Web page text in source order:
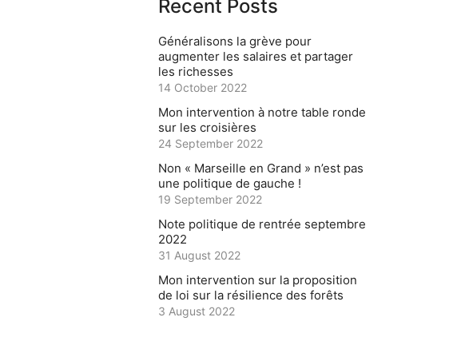
Recent Posts
Généralisons la grève pour
augmenter les salaires et partager
les richesses
14 October 2022
Mon intervention à notre table ronde
sur les croisières
24 September 2022
Non « Marseille en Grand » n’est pas
une politique de gauche !
19 September 2022
Note politique de rentrée septembre
2022
31 August 2022
Mon intervention sur la proposition
de loi sur la résilience des forêts
3 August 2022